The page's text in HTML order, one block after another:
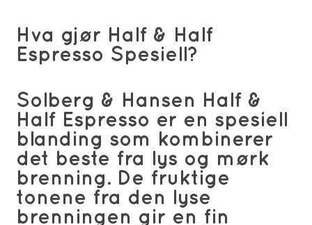
Hva gjør Half & Half
Espresso Spesiell?
Solberg & Hansen Half &
Half Espresso er en spesiell
blanding som kombinerer
det beste fra lys og mørk
brenning. De fruktige
tonene fra den lyse
brenningen gir en fin